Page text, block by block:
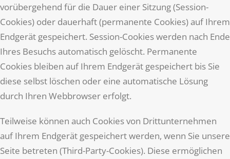
vorübergehend für die Dauer einer Sitzung (Session-
Cookies) oder dauerhaft (permanente Cookies) auf Ihrem
Endgerät gespeichert. Session-Cookies werden nach Ende
Ihres Besuchs automatisch gelöscht. Permanente
Cookies bleiben auf Ihrem Endgerät gespeichert bis Sie
diese selbst löschen oder eine automatische Lösung
durch Ihren Webbrowser erfolgt.
Teilweise können auch Cookies von Drittunternehmen
auf Ihrem Endgerät gespeichert werden, wenn Sie unsere
Seite betreten (Third-Party-Cookies). Diese ermöglichen